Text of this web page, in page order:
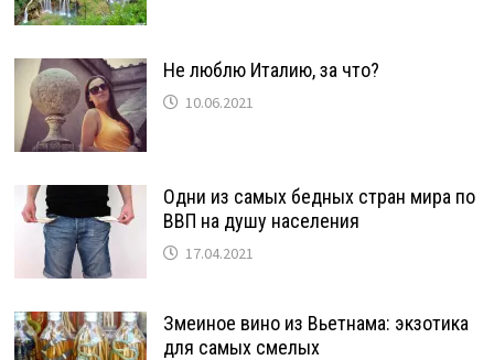
Не люблю Италию, за что?
10.06.2021
Одни из самых бедных стран мира по
ВВП на душу населения
17.04.2021
Змеиное вино из Вьетнама: экзотика
для самых смелых